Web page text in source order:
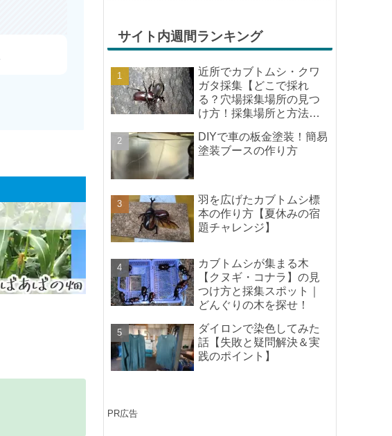
す。そして、それは2号嫁も同
じようで、夏祭りが近いづい...
サイト内週間ランキング
近所でカブトムシ・クワ
ガタ採集【どこで採れ
る？穴場採集場所の見つ
け方！採集場所と方法や
DIYで車の板金塗装！簡易
塗装ブースの作り方
羽を広げたカブトムシ標
本の作り方【夏休みの宿
題チャレンジ】
カブトムシが集まる木
【クヌギ・コナラ】の見
つけ方と採集スポット｜
どんぐりの木を探せ！
ダイロンで染色してみた
話【失敗と疑問解決＆実
践のポイント】
PR広告